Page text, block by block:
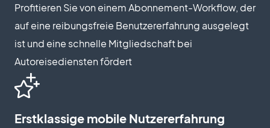
Profitieren Sie von einem Abonnement-Workflow, der
auf eine reibungsfreie Benutzererfahrung ausgelegt
ist und eine schnelle Mitgliedschaft bei
Autoreisediensten fördert
Erstklassige mobile Nutzererfahrung